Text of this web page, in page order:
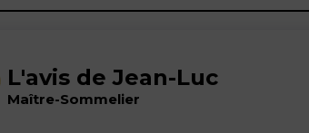
L'avis de Jean-Luc
Maître-Sommelier